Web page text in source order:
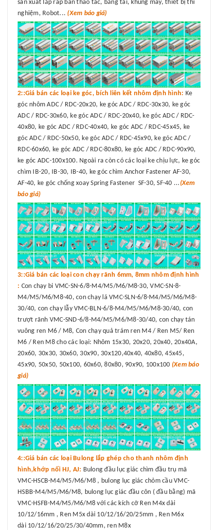
sản xuất lắp ráp bàn thao tác, băng tải, khung máy, thiết bị thí
nghiệm, Robot... (Xem báo giá)
2::Giá bán các loại ke góc, bích liên kết nhôm định hình: Ke
góc nhôm ADC / RDC-20x20, ke góc ADC / RDC-30x30, ke góc
ADC / RDC-30x60, ke góc ADC / RDC-20x40, ke góc ADC / RDC-
40x80, ke góc ADC / RDC-40x40, ke góc ADC / RDC-45x45, ke
góc ADC / RDC-50x50, ke góc ADC / RDC-45x90, ke góc ADC /
RDC-60x60, ke góc ADC / RDC-80x80, ke góc ADC / RDC-90x90,
ke góc ADC-100x100. Ngoài ra còn có các loại ke chịu lực, ke góc
chìm IB-20, IB-30, IB-40, ke góc chìm Anchor Fastener AF-30,
AF-40, ke góc chống xoay Spring Fastener SF-30, SF-40 ... (Xem
báo giá)
3::Giá bán các loại con chạy rãnh 6mm, 8mm nhôm định hình
: Con chạy bi VMC-SN-6/8-M4/M5/M6/M8-30, VMC-SN-8-
M4/M5/M6/M8-40, con chạy lá VMC-SLN-6/8-M4/M5/M6/M8-
30/40, con chạy lẫy VMC-BLN-6/8-M4/M5/M6/M8-30/40, con
trượt rãnh VMC-SND-6/8-M4/M5/M6/M8-30/40, con chạy tán
vuông ren M6 / M8, Con chạy quả trám ren M4 / Ren M5/ Ren
M6 / Ren M8 cho các loại: Nhôm 15x30, 20x20, 20x40, 20x40A,
20x60, 30x30, 30x60, 30x90, 30x120,40x40, 40x80, 45x45,
45x90, 50x50, 50x100, 60x60, 80x80, 90x90, 100x100 (Xem báo
giá)
4::Giá bán các loại Bulong lắp ghép cho thanh nhôm định
hình,khớp nối HJ, AJ: Bulong đầu lục giác chìm đầu trụ mã
VMC-HSCB-M4/M5/M6/M8 , bulong lục giác chỏm cầu VMC-
HSBB-M4/M5/M6/M8, bulong lục giác đầu côn ( đầu bằng) mã
VMC-HSFB-M4/M5/M6/M8 với các kích cỡ Ren M4x dài
10/12/16mm , Ren M5x dài 10/12/16/20/25mm , Ren M6x
dài 10/12/16/20/25/30/40mm, ren M8x